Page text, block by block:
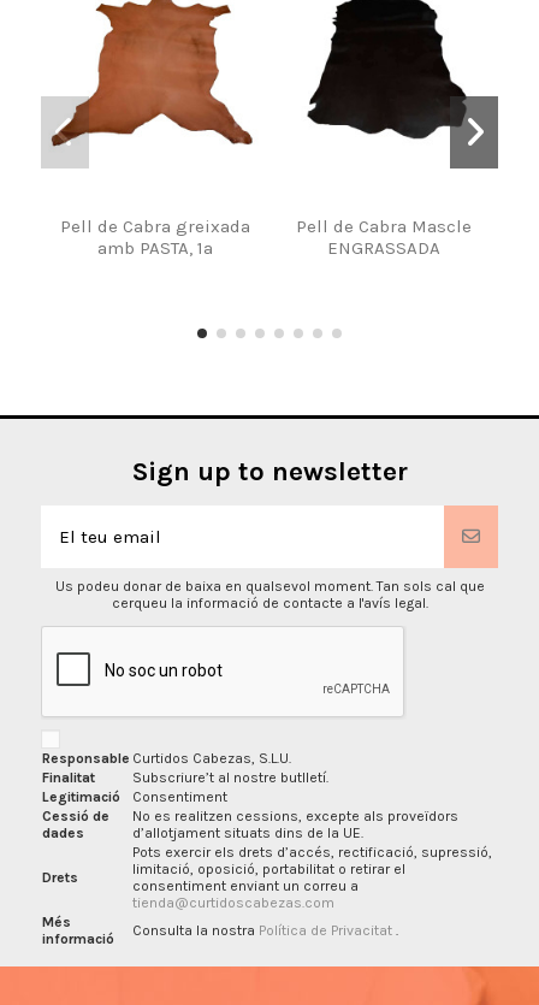
Pell de Cabra greixada
amb PASTA, 1a
Pell de Cabra Mascle
ENGRASSADA
Sign up to newsletter
Us podeu donar de baixa en qualsevol moment. Tan sols cal que
cerqueu la informació de contacte a l'avís legal.
Responsable Curtidos Cabezas, S.L.U.
Finalitat
Subscriure’t al nostre butlletí.
Legitimació
Consentiment
Cessió de
dades
No es realitzen cessions, excepte als proveïdors
d’allotjament situats dins de la UE.
Drets
Pots exercir els drets d’accés, rectificació, supressió,
limitació, oposició, portabilitat o retirar el
consentiment enviant un correu a
tienda@curtidoscabezas.com
Més
informació
Consulta la nostra Política de Privacitat .